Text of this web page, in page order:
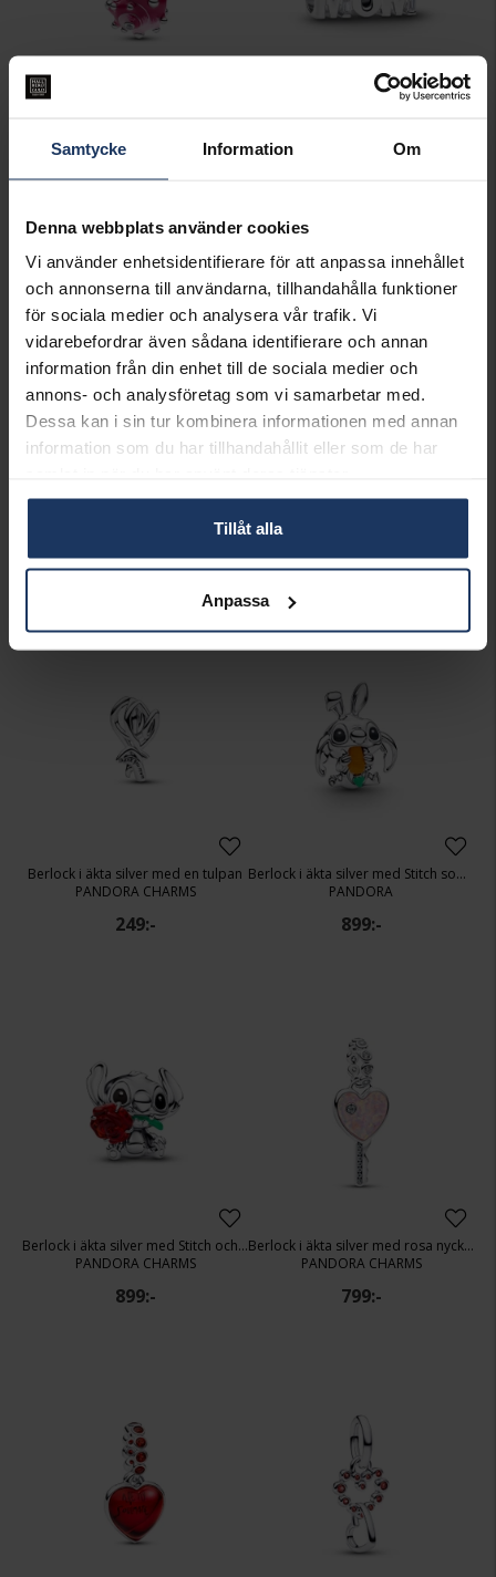
Samtycke Information Om
Denna webbplats använder cookies
Vi använder enhetsidentifierare för att anpassa innehållet
och annonserna till användarna, tillhandahålla funktioner
för sociala medier och analysera vår trafik. Vi
vidarebefordrar även sådana identifierare och annan
information från din enhet till de sociala medier och
annons- och analysföretag som vi samarbetar med.
Dessa kan i sin tur kombinera informationen med annan
information som du har tillhandahållit eller som de har
Tillåt alla
Anpassa
PANDORA
449:-
PANDORA CHARMS
Berlock i äkta silver med hjärta och fjäril
349:-
Berlock i äkta silver med en snigel
299:-
Berlock i äkta silver med en tulpan
PANDORA CHARMS
249:-
Berlock i äkta silver med Stitch som påskhare
PANDORA
899:-
Berlock i äkta silver med Stitch och en ros
PANDORA CHARMS
899:-
Berlock i äkta silver med rosa nyckel
PANDORA CHARMS
799:-